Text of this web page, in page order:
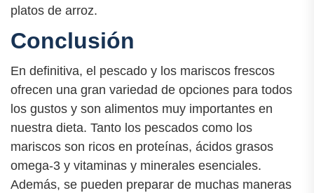
platos de arroz.
Conclusión
En definitiva, el pescado y los mariscos frescos
ofrecen una gran variedad de opciones para todos
los gustos y son alimentos muy importantes en
nuestra dieta. Tanto los pescados como los
mariscos son ricos en proteínas, ácidos grasos
omega-3 y vitaminas y minerales esenciales.
Además, se pueden preparar de muchas maneras